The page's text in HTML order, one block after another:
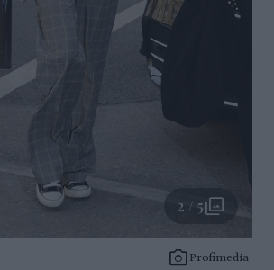
2 / 5
Profimedia